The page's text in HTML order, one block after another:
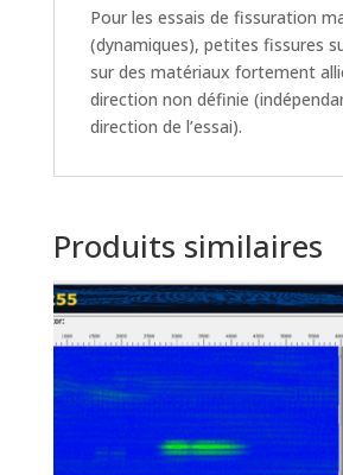
Pour les essais de fissuration
(dynamiques), petites fissures
sur des matériaux fortement
direction non définie
direction de l’essai).
Produits similaires